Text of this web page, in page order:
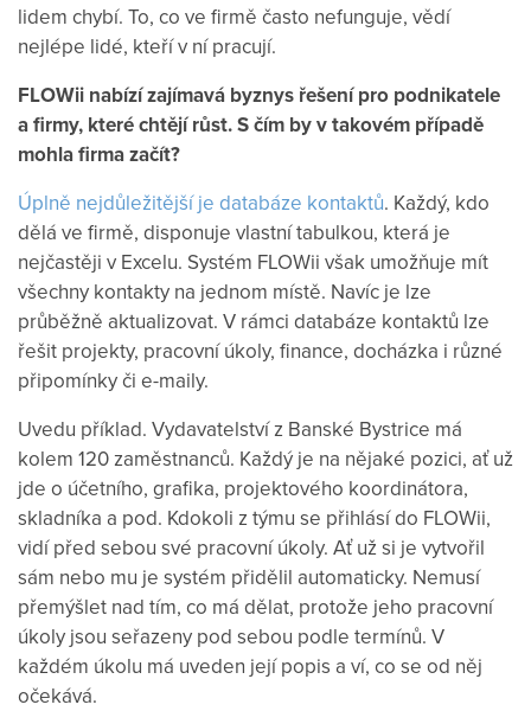
lidem chybí. To, co ve firmě často nefunguje, vědí
nejlépe lidé, kteří v ní pracují.
FLOWii nabízí zajímavá byznys řešení pro podnikatele
a firmy, které chtějí růst. S čím by v takovém případě
mohla firma začít?
Úplně nejdůležitější je databáze kontaktů. Každý, kdo
dělá ve firmě, disponuje vlastní tabulkou, která je
nejčastěji v Excelu. Systém FLOWii však umožňuje mít
všechny kontakty na jednom místě. Navíc je lze
průběžně aktualizovat. V rámci databáze kontaktů lze
řešit projekty, pracovní úkoly, finance, docházka i různé
připomínky či e-maily.
Uvedu příklad. Vydavatelství z Banské Bystrice má
kolem 120 zaměstnanců. Každý je na nějaké pozici, ať už
jde o účetního, grafika, projektového koordinátora,
skladníka a pod. Kdokoli z týmu se přihlásí do FLOWii,
vidí před sebou své pracovní úkoly. Ať už si je vytvořil
sám nebo mu je systém přidělil automaticky. Nemusí
přemýšlet nad tím, co má dělat, protože jeho pracovní
úkoly jsou seřazeny pod sebou podle termínů. V
každém úkolu má uveden její popis a ví, co se od něj
očekává.